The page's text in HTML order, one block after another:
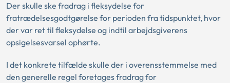
Der skulle ske fradrag i fleksydelse for
fratrædelsesgodtgørelse for perioden fra tidspunktet, hvor
der var ret til fleksydelse og indtil arbejdsgiverens
opsigelsesvarsel ophørte.
I det konkrete tilfælde skulle der i overensstemmelse med
den generelle regel foretages fradrag for